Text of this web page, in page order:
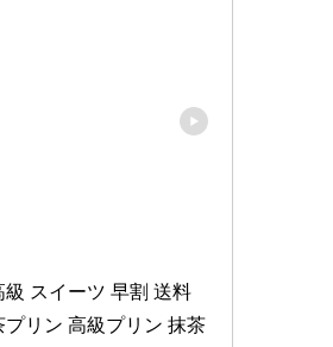
級 スイーツ 早割 送料
プリン 高級プリン 抹茶